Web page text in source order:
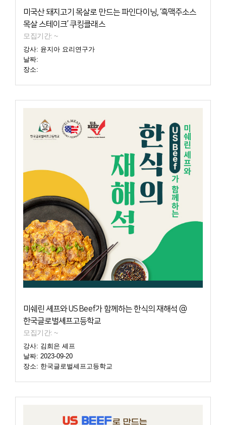
미국산 돼지고기 목살로 만드는 파인다이닝, ‘흑맥주소스
목살 스테이크’ 쿠킹클래스
모집기간: ~
강사: 윤지아 요리연구가
날짜:
장소:
미쉐린 셰프와 US Beef가 함께하는 한식의 재해석 @
한국글로벌셰프고등학교
모집기간: ~
강사: 김희은 셰프
날짜: 2023-09-20
장소: 한국글로벌셰프고등학교